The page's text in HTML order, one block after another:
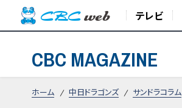
テレビ
CBC MAGAZINE
ホーム 中日ドラゴンズ サンドラコラム